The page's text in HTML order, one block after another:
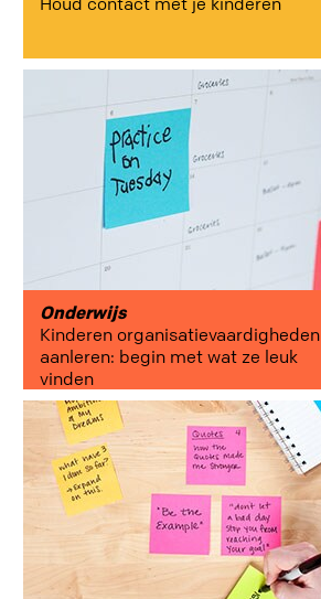
Onderwijs
Kinderen organisatievaardigheden
aanleren: begin met wat ze leuk
vinden